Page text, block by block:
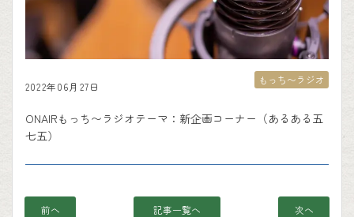
2022年06月27日
ONAIRもっち〜ラジオテーマ：新企画コーナー（あるある五
七五）
もっち〜ラジオ
前へ 記事一覧へ 次へ